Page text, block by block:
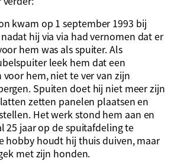
kwam op 1 september 1993 bij
hij via via had vernomen dat er
hem was als spuiter. Als
leek hem dat een
voor hem, niet te ver van zijn
Spuiten doet hij niet meer zijn
zetten panelen plaatsen en
Het werk stond hem aan en
25 jaar op de spuitafdeling te
hobby houdt hij thuis duiven, maar
met zijn honden.